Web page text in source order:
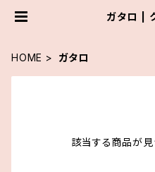
ガタロ |
HOME ガタロ
該当する商品が見